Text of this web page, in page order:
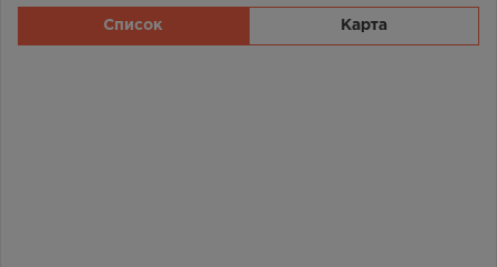
Список Карта